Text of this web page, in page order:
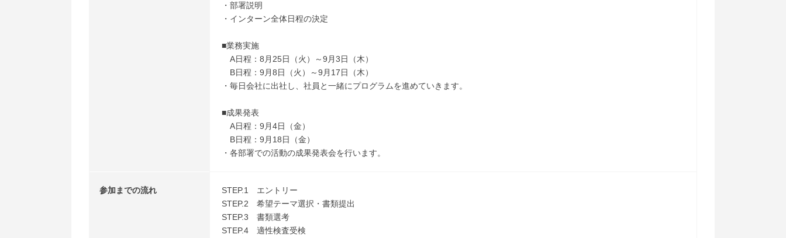
・部署説明
・インターン全体日程の決定
■業務実施
A日程：8月25日（火）～9月3日（木）
B日程：9月8日（火）～9月17日（木）
・毎日会社に出社し、社員と一緒にプログラムを進めていきます。
■成果発表
A日程：9月4日（金）
B日程：9月18日（金）
・各部署での活動の成果発表会を行います。
参加までの流れ
STEP.1 エントリー
STEP.2 希望テーマ選択・書類提出
STEP.3 書類選考
STEP.4 適性検査受検